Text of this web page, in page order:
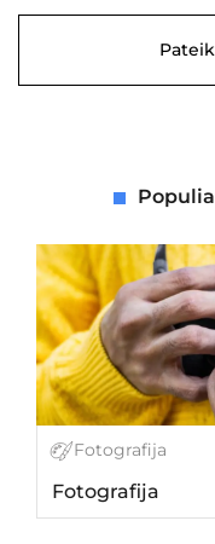
Fotografija
Fotografija